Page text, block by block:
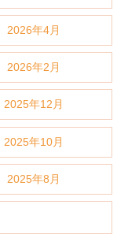
2026年4月
2026年2月
2025年12月
2025年10月
2025年8月